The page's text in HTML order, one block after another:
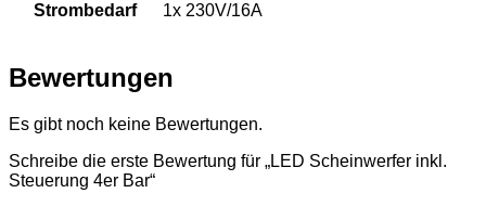
Strombedarf 1x 230V/16A
Bewertungen
Es gibt noch keine Bewertungen.
Schreibe die erste Bewertung für „LED Scheinwerfer inkl.
Steuerung 4er Bar“